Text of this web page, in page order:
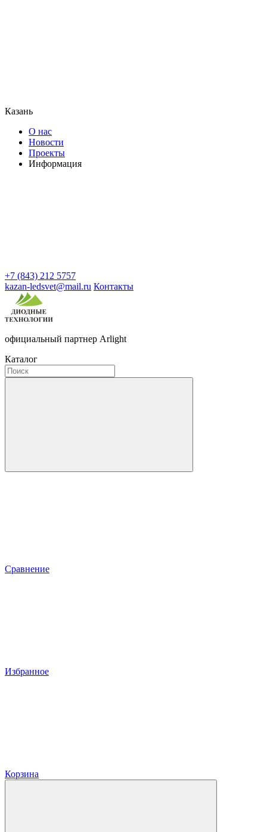
Казань
О нас
Новости
Проекты
Информация
+7 (843) 212 5757
kazan-ledsvet@mail.ru Контакты
официальный партнер Arlight
Каталог
Сравнение
Избранное
Корзина